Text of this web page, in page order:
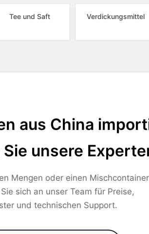
Tee und Saft Verdickungsmittel
aus China
unsere
Mengen oder einen Mischcontainer
sich an unser Team für Preise,
und technischen Support.